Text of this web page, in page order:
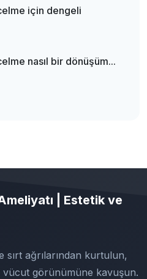
için dengeli
nasıl bir dönüşüm...
| Estetik ve
ağrılarından kurtulun,
vücut görünümüne kavuşun.